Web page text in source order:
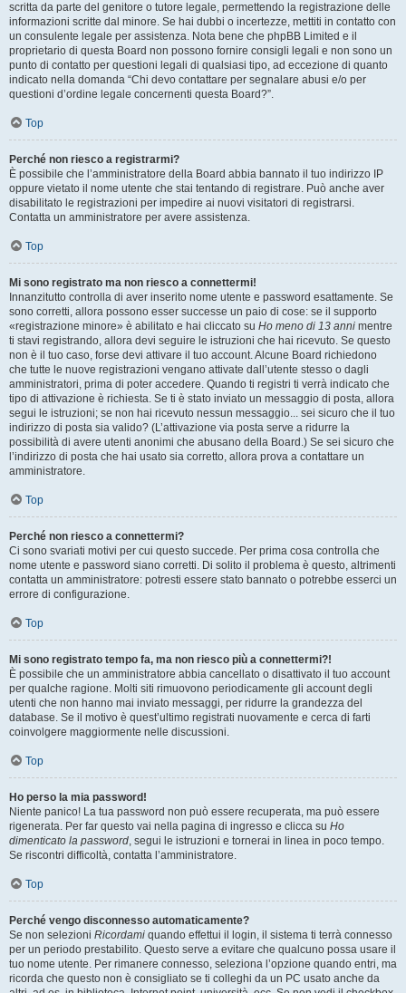
scritta da parte del genitore o tutore legale, permettendo la registrazione delle
informazioni scritte dal minore. Se hai dubbi o incertezze, mettiti in contatto con
un consulente legale per assistenza. Nota bene che phpBB Limited e il
proprietario di questa Board non possono fornire consigli legali e non sono un
punto di contatto per questioni legali di qualsiasi tipo, ad eccezione di quanto
indicato nella domanda “Chi devo contattare per segnalare abusi e/o per
questioni d’ordine legale concernenti questa Board?”.
Top
Perché non riesco a registrarmi?
È possibile che l’amministratore della Board abbia bannato il tuo indirizzo IP
oppure vietato il nome utente che stai tentando di registrare. Può anche aver
disabilitato le registrazioni per impedire ai nuovi visitatori di registrarsi.
Contatta un amministratore per avere assistenza.
Top
Mi sono registrato ma non riesco a connettermi!
Innanzitutto controlla di aver inserito nome utente e password esattamente. Se
sono corretti, allora possono esser successe un paio di cose: se il supporto
«registrazione minore» è abilitato e hai cliccato su Ho meno di 13 anni mentre
ti stavi registrando, allora devi seguire le istruzioni che hai ricevuto. Se questo
non è il tuo caso, forse devi attivare il tuo account. Alcune Board richiedono
che tutte le nuove registrazioni vengano attivate dall’utente stesso o dagli
amministratori, prima di poter accedere. Quando ti registri ti verrà indicato che
tipo di attivazione è richiesta. Se ti è stato inviato un messaggio di posta, allora
segui le istruzioni; se non hai ricevuto nessun messaggio... sei sicuro che il tuo
indirizzo di posta sia valido? (L’attivazione via posta serve a ridurre la
possibilità di avere utenti anonimi che abusano della Board.) Se sei sicuro che
l’indirizzo di posta che hai usato sia corretto, allora prova a contattare un
amministratore.
Top
Perché non riesco a connettermi?
Ci sono svariati motivi per cui questo succede. Per prima cosa controlla che
nome utente e password siano corretti. Di solito il problema è questo, altrimenti
contatta un amministratore: potresti essere stato bannato o potrebbe esserci un
errore di configurazione.
Top
Mi sono registrato tempo fa, ma non riesco più a connettermi?!
È possibile che un amministratore abbia cancellato o disattivato il tuo account
per qualche ragione. Molti siti rimuovono periodicamente gli account degli
utenti che non hanno mai inviato messaggi, per ridurre la grandezza del
database. Se il motivo è quest’ultimo registrati nuovamente e cerca di farti
coinvolgere maggiormente nelle discussioni.
Top
Ho perso la mia password!
Niente panico! La tua password non può essere recuperata, ma può essere
rigenerata. Per far questo vai nella pagina di ingresso e clicca su Ho
dimenticato la password, segui le istruzioni e tornerai in linea in poco tempo.
Se riscontri difficoltà, contatta l’amministratore.
Top
Perché vengo disconnesso automaticamente?
Se non selezioni Ricordami quando effettui il login, il sistema ti terrà connesso
per un periodo prestabilito. Questo serve a evitare che qualcuno possa usare il
tuo nome utente. Per rimanere connesso, seleziona l’opzione quando entri, ma
ricorda che questo non è consigliato se ti colleghi da un PC usato anche da